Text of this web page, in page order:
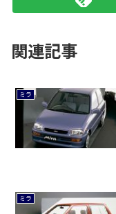
関連記事
ミラ
ミラ